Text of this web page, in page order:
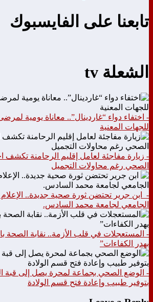
تابعنا على الفايسبوك
الشعلة tv
- اختفاء دواء “غاردينال”.. معاناة يومية
للجهات المعنية
- زيارة مفاجئة لعامل إقليم الرحامنة تكشف
الصحي رغم محاولات التجميل
- ابن جرير تحتضن ثورة صحية جديدة..
الجامعي لجامعة محمد السادس.
- المستعجلات في قلب الأزمة.. نقابة الصحة
بهدر الكفاءات”
- الوضع الصحي بجماعة لمحرة يصل إلى قبة
بتوفير طبيب وإعادة فتح قسم الولادة